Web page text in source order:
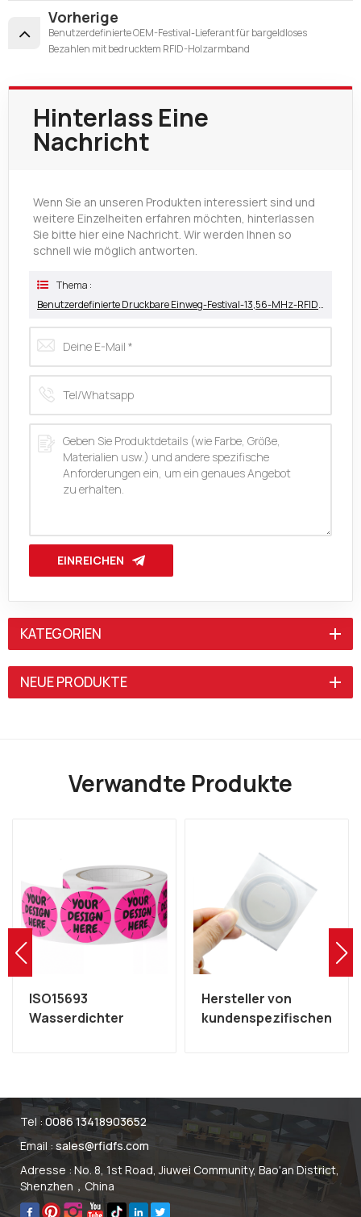
Vorherige
Benutzerdefinierte OEM-Festival-Lieferant für bargeldloses
Bezahlen mit bedrucktem RFID-Holzarmband
Hinterlass Eine
Nachricht
Wenn Sie an unseren Produkten interessiert sind und
weitere Einzelheiten erfahren möchten, hinterlassen
Sie bitte hier eine Nachricht. Wir werden Ihnen so
schnell wie möglich antworten.
Thema :
Benutzerdefinierte Druckbare Einweg-Festival-13,56-MHz-RFID-Webarmbandfabrik
EINREICHEN
KATEGORIEN
NEUE PRODUKTE
Verwandte Produkte
ISO15693
Wasserdichter
Aufkleberhersteller
Hersteller von
kundenspezifischen
Tel :0086 13418903652
Email :sales@rfidfs.com
Adresse : No. 8, 1st Road, Jiuwei Community, Bao'an District,
Shenzhen，China